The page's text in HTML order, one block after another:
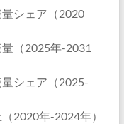
シェア（2020
（2025年-2031
シェア（2025-
2020年-2024年）